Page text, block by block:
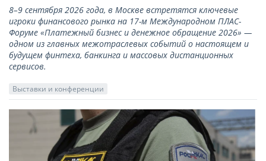
8–9 сентября 2026 года, в Москве встретятся ключевые
игроки финансового рынка на 17-м Международном ПЛАС-
Форуме «Платежный бизнес и денежное обращение 2026» —
одном из главных межотраслевых событий о настоящем и
будущем финтеха, банкинга и массовых дистанционных
сервисов.
Выставки и конференции